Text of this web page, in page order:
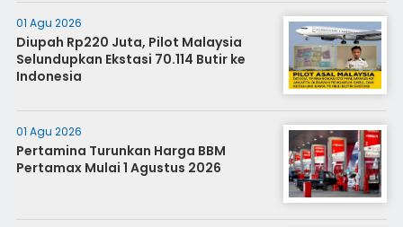
01 Agu 2026
Diupah Rp220 Juta, Pilot Malaysia
Selundupkan Ekstasi 70.114 Butir ke
Indonesia
01 Agu 2026
Pertamina Turunkan Harga BBM
Pertamax Mulai 1 Agustus 2026